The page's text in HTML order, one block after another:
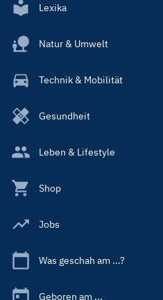
Lexika
Natur & Umwelt
Technik & Mobilität
Gesundheit
Leben & Lifestyle
Shop
Jobs
Was geschah am ...?
Geboren am ...